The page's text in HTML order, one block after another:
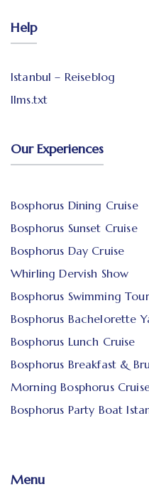
Help
Istanbul – Reiseblog
llms.txt
Our Experiences
Bosphorus Dining Cruise
Bosphorus Sunset Cruise
Bosphorus Day Cruise
Whirling Dervish Show
Bosphorus Swimming Tour
Bosphorus Bachelorette
Bosphorus Lunch Cruise
Bosphorus Breakfast &
Morning Bosphorus
Bosphorus Party Boat
Menu